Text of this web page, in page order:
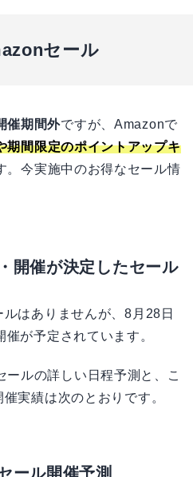
セール
催期間外ですが、Amazonで
期間限定のポイントアップキ
。今実施中のお得なセール情
開催が決定したセール
はありませんが、8月28日
が予定されています。
ルの詳しい日程予測と、こ
実績は次のとおりです。
ール開催予測